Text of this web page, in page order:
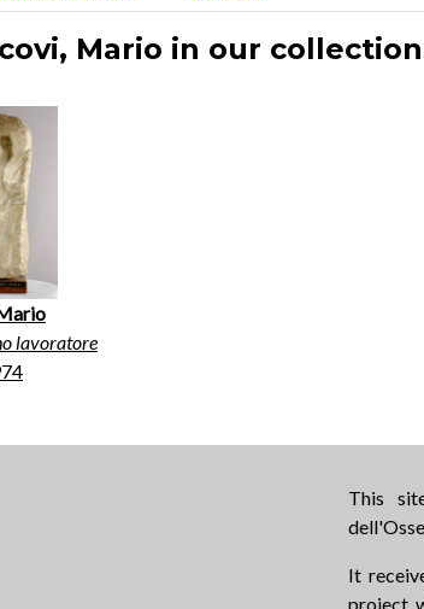
Mario in our
lavoratore
This
It
project,